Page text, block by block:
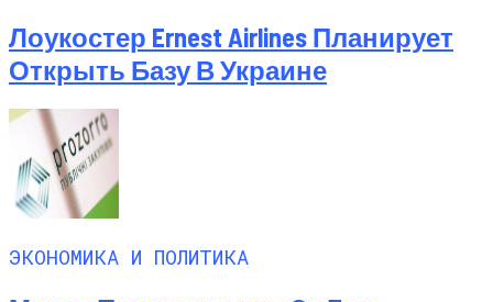
Лоукостер Ernest Airlines Планирует
Открыть Базу В Украине
ЭКОНОМИКА И ПОЛИТИКА